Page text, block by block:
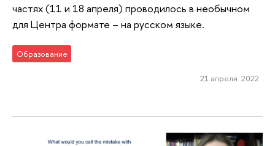
частях (11 и 18 апреля) проводилось в необычном
для Центра формате – на русском языке.
Образование
21 апреля 2022